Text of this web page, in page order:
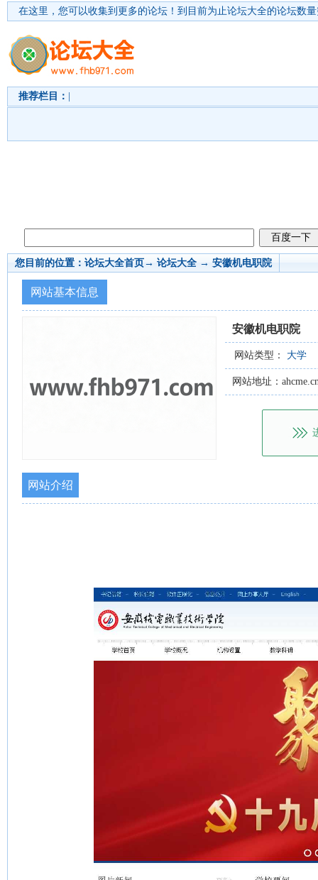
在这里，您可以收集到更多的论坛！ 到目前为止论坛大全的论坛数
推荐栏目：
您目前的位置： 论坛大全首页→ 论坛大全 → 安徽机电职院
网站基本信息
安徽机电职院
网站类型： 大学
网站地址：
网站介绍